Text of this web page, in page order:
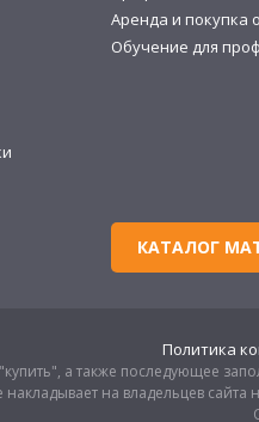
Аренда и покупка
Обучение для
КАТАЛОГ
Политика
а также последующее
на владельцев сайта